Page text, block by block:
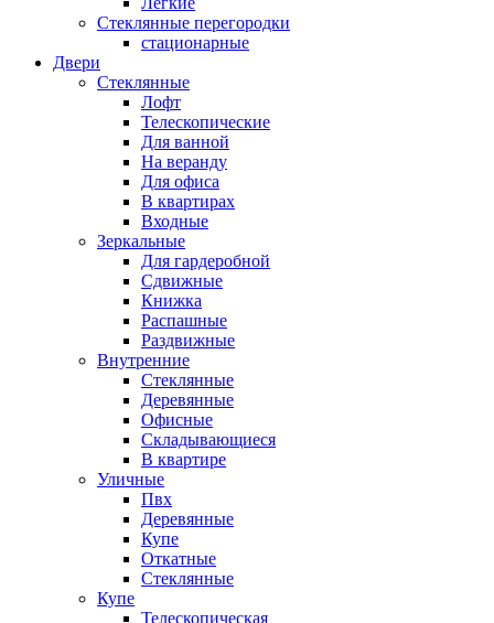
Стеклянные перегородки
стационарные
Двери
Стеклянные
Лофт
Телескопические
Для ванной
На веранду
Для офиса
В квартирах
Входные
Зеркальные
Для гардеробной
Сдвижные
Книжка
Распашные
Раздвижные
Внутренние
Стеклянные
Деревянные
Офисные
Складывающиеся
В квартире
Уличные
Пвх
Деревянные
Купе
Откатные
Стеклянные
Купе
Телескопическая